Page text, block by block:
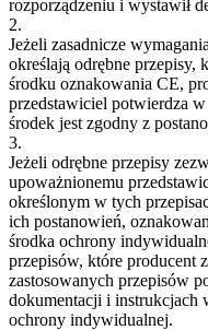
rozporządzeniu i wystawił
2.
Jeżeli zasadnicze
określają odrębne przepisy,
środku oznakowania CE,
przedstawiciel potwierdza
środek jest zgodny z
3.
Jeżeli odrębne przepisy
upoważnionemu
określonym w tych
ich postanowień,
środka ochrony
przepisów, które producent
zastosowanych przepisów
dokumentacji i instrukcjach
ochrony indywidualnej.